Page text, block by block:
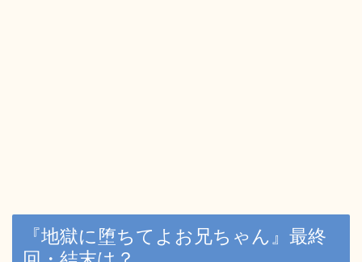
『地獄に堕ちてよお兄ちゃん』最終